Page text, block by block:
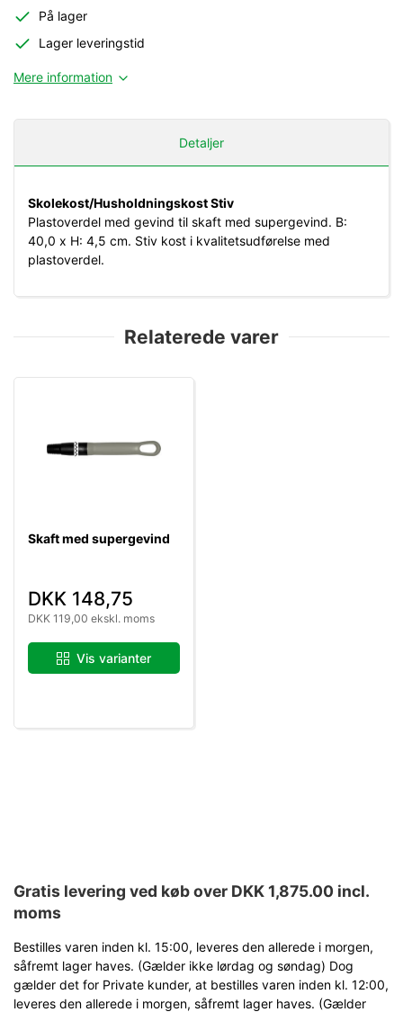
På lager
Lager leveringstid
Mere information
Detaljer
Skolekost/Husholdningskost Stiv
Plastoverdel med gevind til skaft med supergevind. B:
40,0 x H: 4,5 cm. Stiv kost i kvalitetsudførelse med
plastoverdel.
Relaterede varer
Skaft med supergevind
DKK 148,75
DKK 119,00 ekskl. moms
Vis varianter
Gratis levering ved køb over DKK 1,875.00 incl.
moms
Bestilles varen inden kl. 15:00, leveres den allerede i morgen,
såfremt lager haves. (Gælder ikke lørdag og søndag) Dog
gælder det for Private kunder, at bestilles varen inden kl. 12:00,
leveres den allerede i morgen, såfremt lager haves. (Gælder